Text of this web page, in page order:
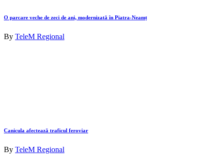
O parcare veche de zeci de ani, modernizată în Piatra-Neamț
By TeleM Regional
Canicula afectează traficul feroviar
By TeleM Regional